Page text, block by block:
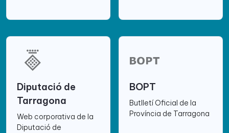
Diputació de
Tarragona
Web corporativa de la
Diputació de
BOPT
Butlletí Oficial de la
Província de Tarragona